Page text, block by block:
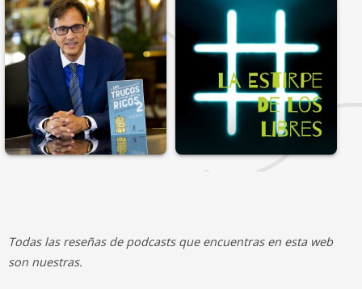
Todas las reseñas de podcasts que encuentras en esta web
son nuestras.